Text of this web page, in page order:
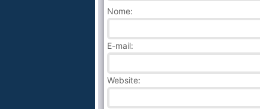
Nome:
E-mail:
Website: